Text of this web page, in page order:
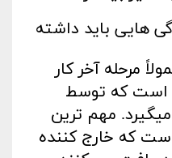
هایی باید داشته
مرحله آخر کار
است که توسط
مهم‌ ترین
که خارج کننده‌